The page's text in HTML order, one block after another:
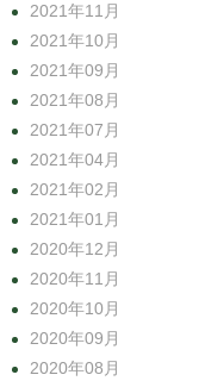
2021年11月
2021年10月
2021年09月
2021年08月
2021年07月
2021年04月
2021年02月
2021年01月
2020年12月
2020年11月
2020年10月
2020年09月
2020年08月